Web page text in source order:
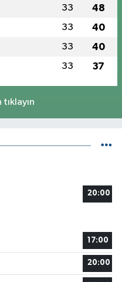
33 48
33 40
33 40
33 37
20:00
17:00
20:00